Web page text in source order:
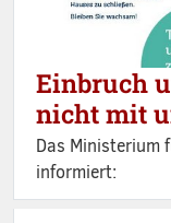
Einbruch
nicht mit
Das Ministerium
informiert: